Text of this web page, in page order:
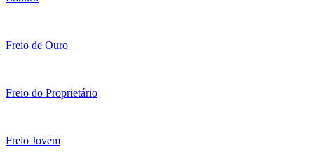
Freio de Ouro
Freio do Proprietário
Freio Jovem